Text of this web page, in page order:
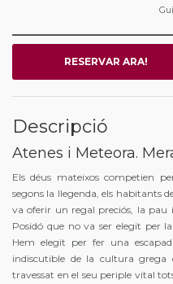
RESERVAR ARA!
Descripció
Atenes i Meteora.
Els déus mateixos competien
segons la llegenda, els habitants
va oferir un regal preciós, la pau
Posidó que no va ser elegit per
Hem elegit per fer una
indiscutible de la cultura
travessat en el seu periple vital